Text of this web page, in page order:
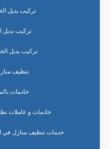
تركيب بديل
تركيب بديل
تركيب بديل
تنظيف
خادمات
خادمات و عاملات
خدمات تنظيف منازل في